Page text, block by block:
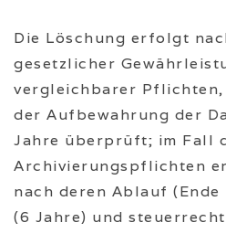
Die Löschung erfolgt
gesetzlicher
vergleichbarer
der Aufbewahrung der
Jahre überprüft; im Fall
Archivierungspflichten
nach deren Ablauf
(6 Jahre) und